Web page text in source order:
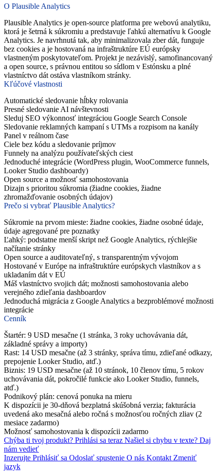
O Plausible Analytics
Plausible Analytics je open-source platforma pre webovú analytiku,
ktorá je šetrná k súkromiu a predstavuje ľahkú alternatívu k Google
Analytics. Je navrhnutá tak, aby minimalizovala zber dát, funguje
bez cookies a je hostovaná na infraštruktúre EÚ európsky
vlastneným poskytovateľom. Projekt je nezávislý, samofinancovaný
a open source, s právnou entitou so sídlom v Estónsku a plné
vlastníctvo dát ostáva vlastníkom stránky.
Kľúčové vlastnosti
Automatické sledovanie hĺbky rolovania
Presné sledovanie AI návštevnosti
Sleduj SEO výkonnosť integráciou Google Search Console
Sledovanie reklamných kampaní s UTMs a rozpisom na kanály
Panel v reálnom čase
Ciele bez kódu a sledovanie príjmov
Funnely na analýzu používateľských ciest
Jednoduché integrácie (WordPress plugin, WooCommerce funnels,
Looker Studio dashboardy)
Open source a možnosť samohostovania
Dizajn s prioritou súkromia (žiadne cookies, žiadne
zhromažďovanie osobných údajov)
Prečo si vybrať Plausible Analytics?
Súkromie na prvom mieste: žiadne cookies, žiadne osobné údaje,
údaje agregované pre poznatky
Ľahký: podstatne menší skript než Google Analytics, rýchlejšie
načítanie stránky
Open source a auditovateľný, s transparentným vývojom
Hostované v Európe na infraštruktúre európskych vlastníkov a s
ukladaním dát v EÚ
Máš vlastníctvo svojich dát; možnosti samohostovania alebo
verejného zdieľania dashboardov
Jednoduchá migrácia z Google Analytics a bezproblémové možnosti
integrácie
Cenník
Štartér: 9 USD mesačne (1 stránka, 3 roky uchovávania dát,
základné správy a importy)
Rast: 14 USD mesačne (až 3 stránky, správa tímu, zdieľané odkazy,
prepojenie Looker Studio, atď.)
Biznis: 19 USD mesačne (až 10 stránok, 10 členov tímu, 5 rokov
uchovávania dát, pokročilé funkcie ako Looker Studio, funnels,
atď.)
Podnikový plán: cenová ponuka na mieru
K dispozícii je 30-dňová bezplatná skúšobná verzia; fakturácia
uvedená ako mesačná alebo ročná s možnosťou ročných zliav (2
mesiace zadarmo)
Možnosť samohostovania k dispozícii zadarmo
Chýba ti tvoj produkt? Prihlási sa teraz Našiel si chybu v texte? Daj
nám vedieť
Inzerujte Prihlásiť sa Odoslať spustenie O nás Kontakt Zmeniť
jazyk